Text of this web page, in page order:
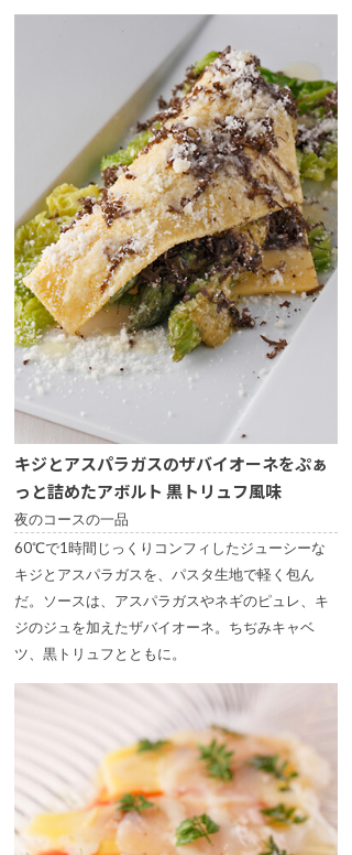
キジとアスパラガスのザバイオーネをぷぁ
っと詰めたアボルト 黒トリュフ風味
夜のコースの一品
60℃で1時間じっくりコンフィしたジューシーな
キジとアスパラガスを、パスタ生地で軽く包ん
だ。ソースは、アスパラガスやネギのピュレ、キ
ジのジュを加えたザバイオーネ。ちぢみキャベ
ツ、黒トリュフとともに。